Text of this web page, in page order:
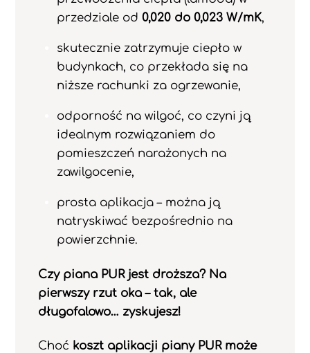
przedziale od 0,020 do 0,023 W/mK,
skutecznie zatrzymuje ciepło w
budynkach, co przekłada się na
niższe rachunki za ogrzewanie,
odporność na wilgoć, co czyni ją
idealnym rozwiązaniem do
pomieszczeń narażonych na
zawilgocenie,
prosta aplikacja – można ją
natryskiwać bezpośrednio na
powierzchnie.
Czy piana PUR jest droższa? Na
pierwszy rzut oka – tak, ale
długofalowo… zyskujesz!
Choć koszt aplikacji piany PUR może